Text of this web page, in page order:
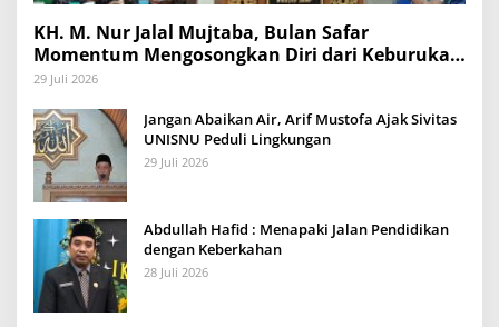
KH. M. Nur Jalal Mujtaba, Bulan Safar
Momentum Mengosongkan Diri dari Keburukan
dan Mengisinya dengan Amal Kebaikan
29 Juli 2026
Jangan Abaikan Air, Arif Mustofa Ajak Sivitas
UNISNU Peduli Lingkungan
29 Juli 2026
Abdullah Hafid : Menapaki Jalan Pendidikan
dengan Keberkahan
28 Juli 2026